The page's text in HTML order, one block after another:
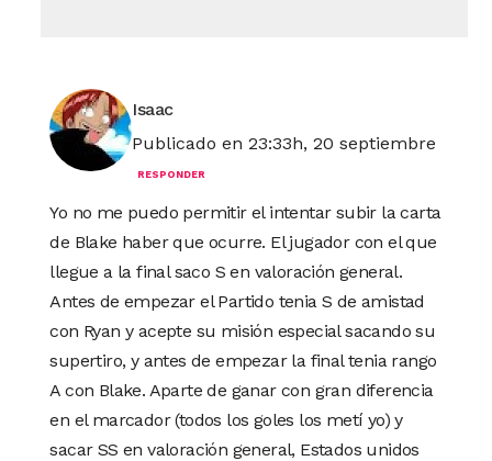
Isaac
Publicado en 23:33h, 20 septiembre
RESPONDER
Yo no me puedo permitir el intentar subir la carta
de Blake haber que ocurre. El jugador con el que
llegue a la final saco S en valoración general.
Antes de empezar el Partido tenia S de amistad
con Ryan y acepte su misión especial sacando su
supertiro, y antes de empezar la final tenia rango
A con Blake. Aparte de ganar con gran diferencia
en el marcador (todos los goles los metí yo) y
sacar SS en valoración general, Estados unidos